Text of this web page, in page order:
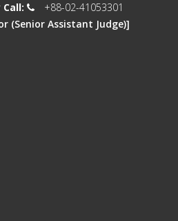
Call:
+88-02-41053301
(Senior Assistant Judge)]